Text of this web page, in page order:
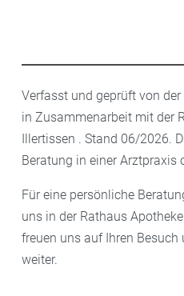
Verfasst und geprüft von
in Zusammenarbeit mit der
Illertissen . Stand 06/2026.
Beratung in einer Arztpraxis
Für eine persönliche
uns in der Rathaus
freuen uns auf Ihren Besuch
weiter.